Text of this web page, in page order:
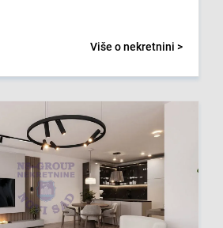
Više o nekretnini >